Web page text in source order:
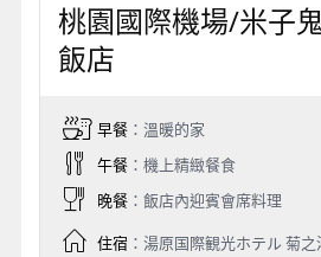
桃園國際機場/米子
飯店
早餐：溫暖的家
午餐：機上精緻餐食
晚餐：飯店內迎賓會席料理
住宿：湯原国際観光ホテル 菊之